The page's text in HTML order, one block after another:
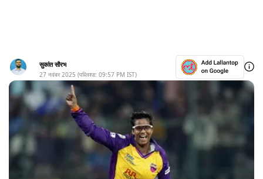
सुकांत सौरभ
27 नवंबर 2025 (पब्लिश्ड: 09:57 PM IST)